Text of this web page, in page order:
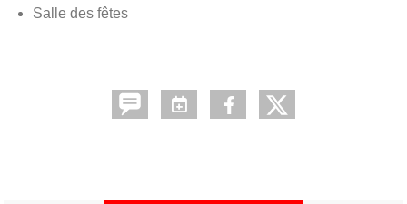
Salle des fêtes